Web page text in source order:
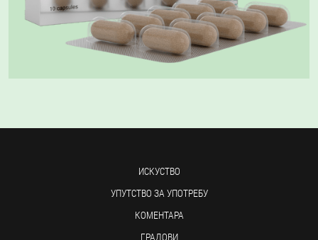
ИСКУСТВО
УПУТСТВО ЗА УПОТРЕБУ
КОМЕНТАРА
ГРАДОВИ